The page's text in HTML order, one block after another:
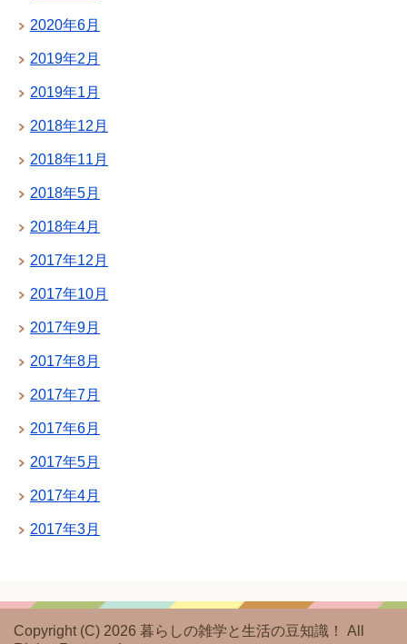
2020年6月
2019年2月
2019年1月
2018年12月
2018年11月
2018年5月
2018年4月
2017年12月
2017年10月
2017年9月
2017年8月
2017年7月
2017年6月
2017年5月
2017年4月
2017年3月
Copyright (C) 2026 暮らしの雑学と生活の豆知識！ All